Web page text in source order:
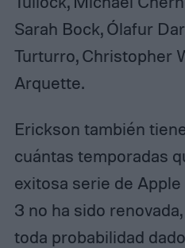
Sarah Bock, Ólafur
Turturro, Christopher
Arquette.
Erickson también
cuántas temporadas
exitosa serie de
3 no ha sido
toda probabilidad